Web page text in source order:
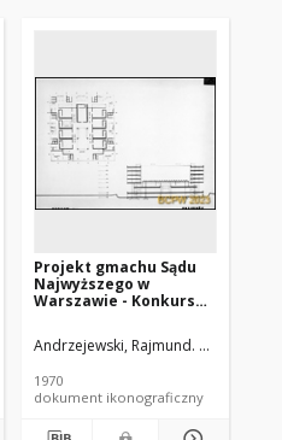
Projekt gmachu Sądu
Najwyższego w
Warszawie - Konkurs
wyróżnienie II stopnia.
Zdj. 6, Rzut poziomu
Andrzejewski, Rajmund. Architekt
1970
dokument ikonograficzny